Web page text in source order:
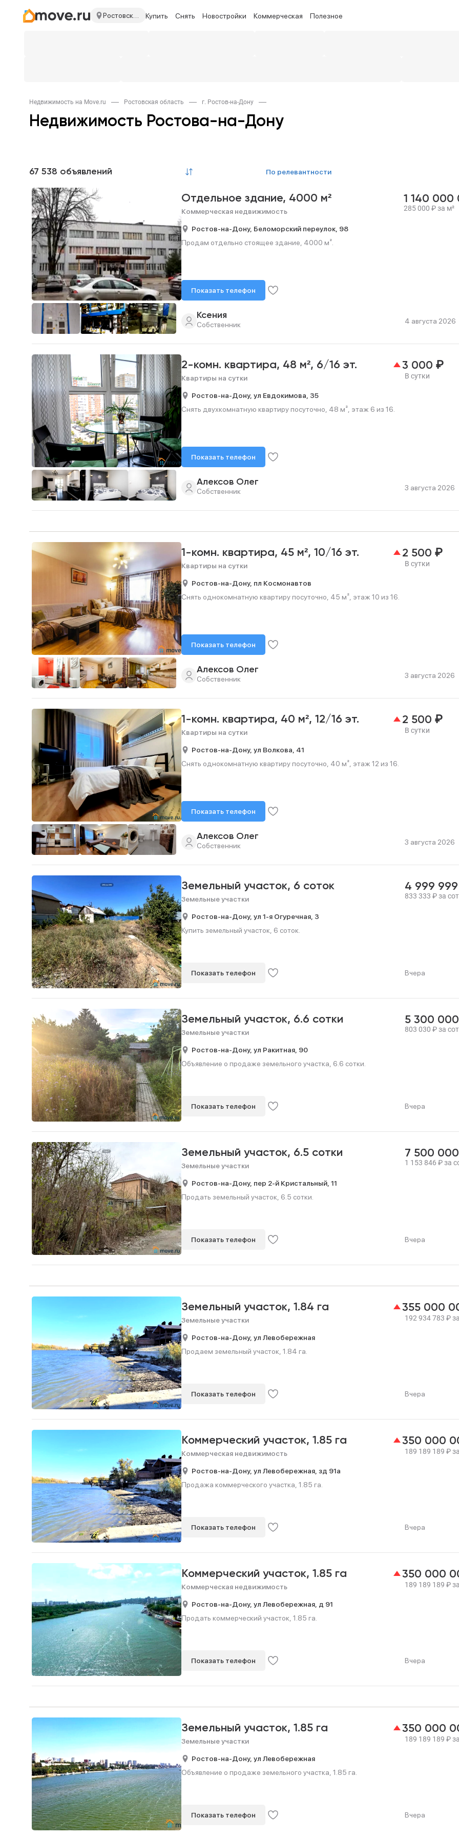
Ростовская область Купить Снять Новостройки Коммерческая Полезное
Недвижимость на Move.ru Ростовская область г. Ростов-на-Дону
Недвижимость Ростова-на-Дону
67 538 объявлений по релевантности
Отдельное здание, 4000 м²
Коммерческая недвижимость
1 140 000
285 000 ₽за м²
Ростов-на-Дону, Беломорский переулок, 98
Продам отдельно стоящее здание, 4000 м².
Показать телефон
4 августа 2026
Ксения
Собственник
2-комн. квартира, 48 м², 6/16 эт.
Квартиры на сутки
3 000 ₽
В сутки
Ростов-на-Дону, ул Евдокимова, 35
Снять двухкомнатную квартиру посуточно, 48 м², этаж 6 из 16.
Показать телефон
3 августа 2026
Алексов Олег
Собственник
1-комн. квартира, 45 м², 10/16 эт.
Квартиры на сутки
2 500 ₽
В сутки
Ростов-на-Дону, пл Космонавтов
Снять однокомнатную квартиру посуточно, 45 м², этаж 10 из 16.
Показать телефон
3 августа 2026
Алексов Олег
Собственник
1-комн. квартира, 40 м², 12/16 эт.
Квартиры на сутки
2 500 ₽
В сутки
Ростов-на-Дону, ул Волкова, 41
Снять однокомнатную квартиру посуточно, 40 м², этаж 12 из 16.
Показать телефон
3 августа 2026
Алексов Олег
Собственник
Земельный участок, 6 соток
Земельные участки
4 999 999
833 333 ₽за
Ростов-на-Дону, ул 1-я Огуречная, 3
Купить земельный участок, 6 соток.
Показать телефон Вчера
Земельный участок, 6.6 сотки
Земельные участки
5 300 000
803 030 ₽за
Ростов-на-Дону, ул Ракитная, 90
Объявление о продаже земельного участка, 6.6 сотки.
Показать телефон Вчера
Земельный участок, 6.5 сотки
Земельные участки
7 500 000
1 153 846 ₽за
Ростов-на-Дону, пер 2-й Кристальный, 11
Продать земельный участок, 6.5 сотки.
Показать телефон Вчера
Земельный участок, 1.84 га
Земельные участки
355 000
192 934 783 ₽
Ростов-на-Дону, ул Левобережная
Продаем земельный участок, 1.84 га.
Показать телефон Вчера
Коммерческий участок, 1.85 га
Коммерческая недвижимость
350 000
189 189 189 ₽
Ростов-на-Дону, ул Левобережная, зд 91а
Продажа коммерческого участка, 1.85 га.
Показать телефон Вчера
Коммерческий участок, 1.85 га
Коммерческая недвижимость
350 000
189 189 189 ₽
Ростов-на-Дону, ул Левобережная, д 91
Продать коммерческий участок, 1.85 га.
Показать телефон Вчера
Земельный участок, 1.85 га
Земельные участки
350 000
189 189 189 ₽
Ростов-на-Дону, ул Левобережная
Объявление о продаже земельного участка, 1.85 га.
Показать телефон Вчера